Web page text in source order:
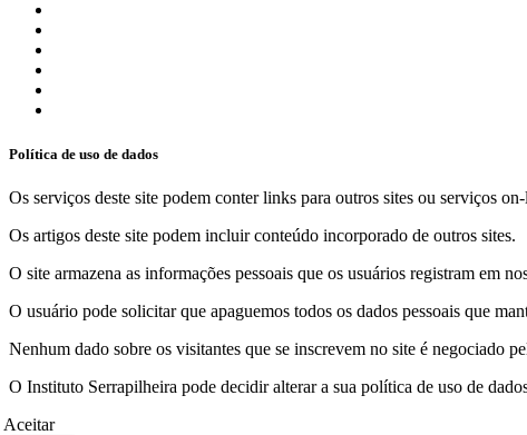
Política de uso de dados
Os serviços deste site podem conter links para outros sites ou serviços
Os artigos deste site podem incluir conteúdo incorporado de outros sites.
O site armazena as informações pessoais que os usuários registram em
O usuário pode solicitar que apaguemos todos os dados pessoais que
Nenhum dado sobre os visitantes que se inscrevem no site é negociado
O Instituto Serrapilheira pode decidir alterar a sua política de uso de
Aceitar